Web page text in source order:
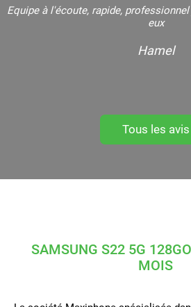
Equipe à l'écoute, rapide,
eux
Hamel
Tous les avis
SAMSUNG S22 5G
MOIS